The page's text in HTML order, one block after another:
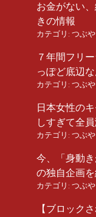
お金がない
きの情報
カテゴリ: つぶや
７年間フリ
っぽど底辺
カテゴリ: つぶや
日本女性の
しすぎて全員
カテゴリ: つぶや
今、「身動
の独自企画
カテゴリ: つぶや
【ブロック